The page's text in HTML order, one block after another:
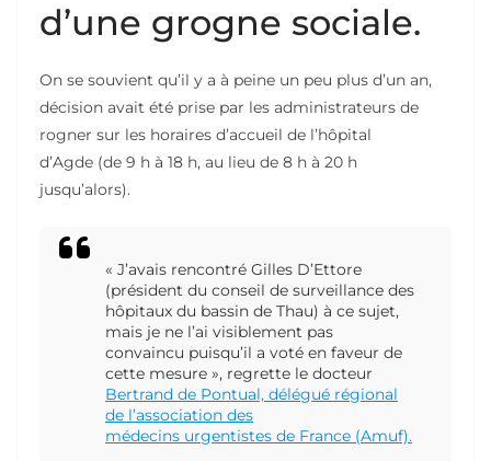
d’une grogne sociale.
On se souvient qu’il y a à peine un peu plus d’un an,
décision avait été prise par les administrateurs de
rogner sur les horaires d’accueil de l’hôpital
d’Agde (de 9 h à 18 h, au lieu de 8 h à 20 h
jusqu’alors).
« J’avais rencontré Gilles D’Ettore
(président du conseil de surveillance des
hôpitaux du bassin de Thau) à ce sujet,
mais je ne l’ai visiblement pas
convaincu puisqu’il a voté en faveur de
cette mesure », regrette le docteur
Bertrand de Pontual, délégué régional
de l’association des
médecins urgentistes de France (Amuf).